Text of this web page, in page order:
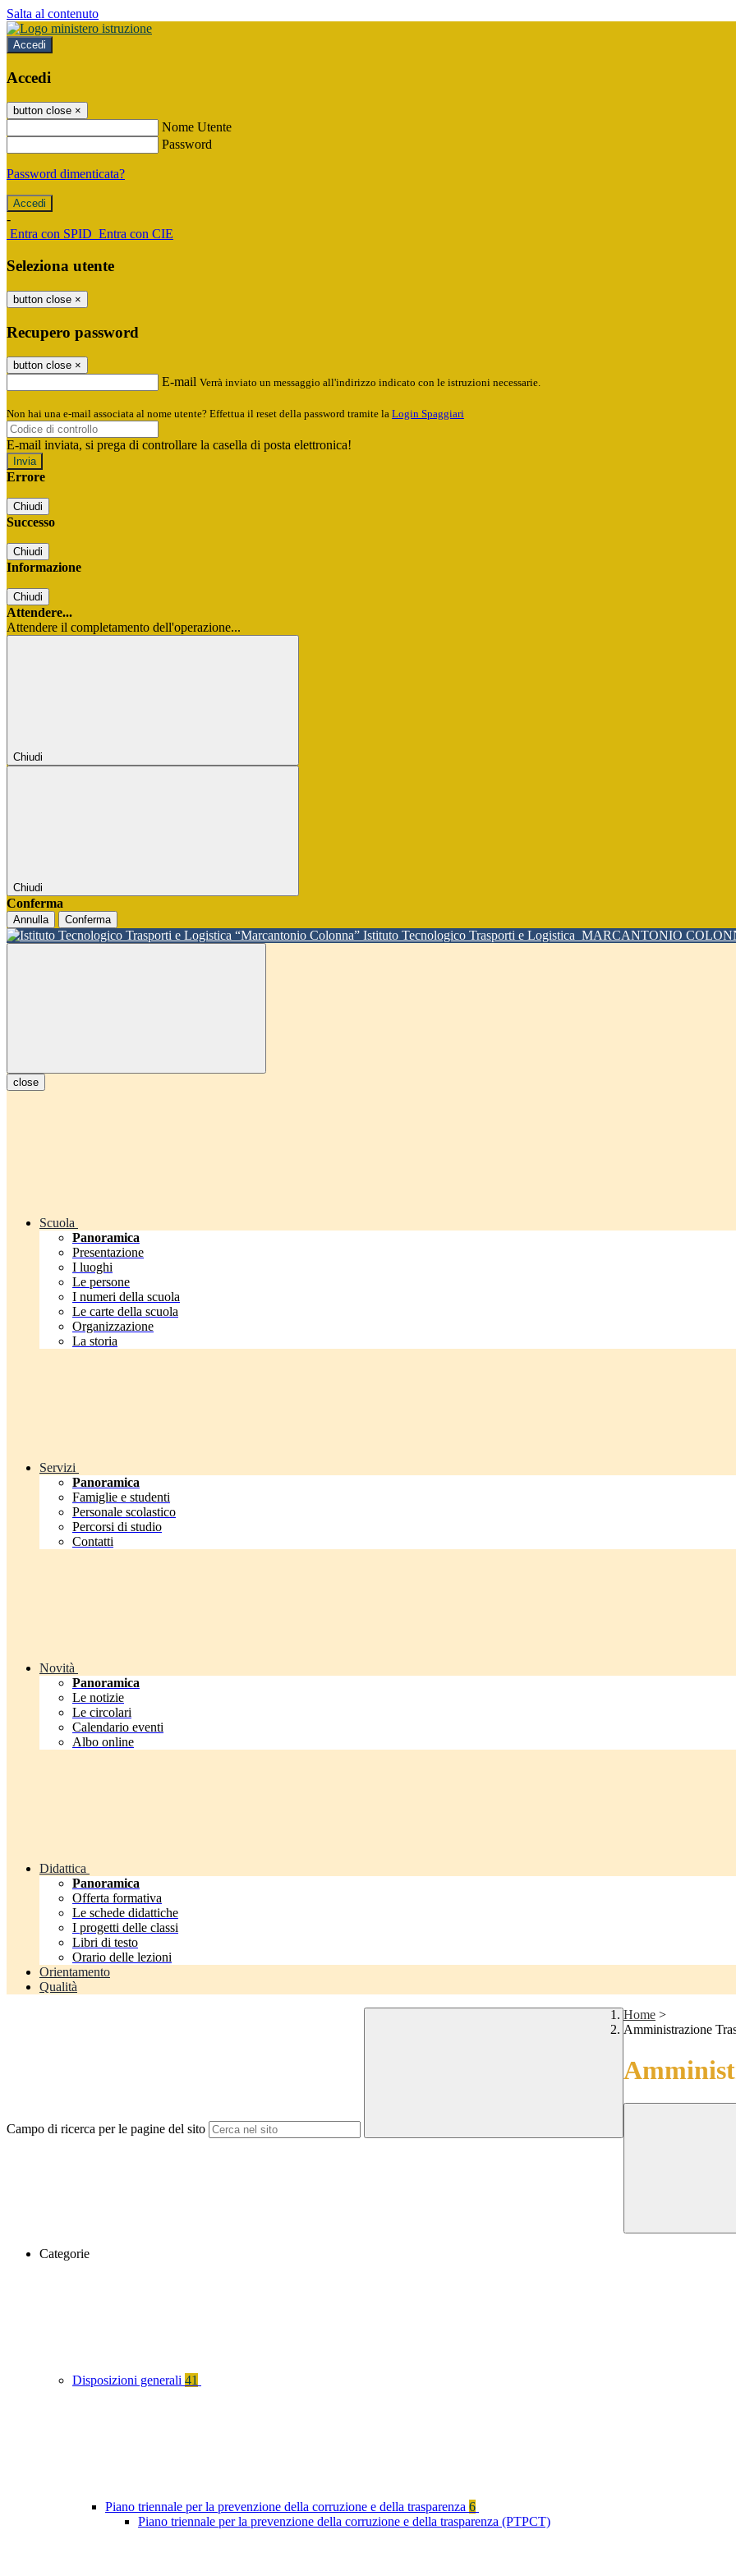
Salta al contenuto
Accedi
Accedi
button close ×
Nome Utente
Password
Password dimenticata?
-
Entra con SPID Entra con CIE
Seleziona utente
button close ×
Recupero password
button close ×
E-mail Verrà inviato un messaggio all'indirizzo indicato con le istruzioni necessarie.
Non hai una e-mail associata al nome utente? Effettua il reset della password tramite la Login Spaggiari
E-mail inviata, si prega di controllare la casella di posta elettronica!
Errore
Chiudi
Successo
Chiudi
Informazione
Chiudi
Attendere...
Attendere il completamento dell'operazione...
Chiudi
Chiudi
Conferma
Annulla Conferma
Istituto Tecnologico Trasporti e Logistica MARCANTONIO
close
Scuola
Panoramica
Presentazione
I luoghi
Le persone
I numeri della scuola
Le carte della scuola
Organizzazione
La storia
Servizi
Panoramica
Famiglie e studenti
Personale scolastico
Percorsi di studio
Contatti
Novità
Panoramica
Le notizie
Le circolari
Calendario eventi
Albo online
Didattica
Panoramica
Offerta formativa
Le schede didattiche
I progetti delle classi
Libri di testo
Orario delle lezioni
Orientamento
Qualità
Campo di ricerca per le pagine del sito
Home >
Amministrazione
Categorie
Disposizioni generali 41
Piano triennale per la prevenzione della corruzione e della trasparenza 6
Piano triennale per la prevenzione della corruzione e della trasparenza (PTPCT)